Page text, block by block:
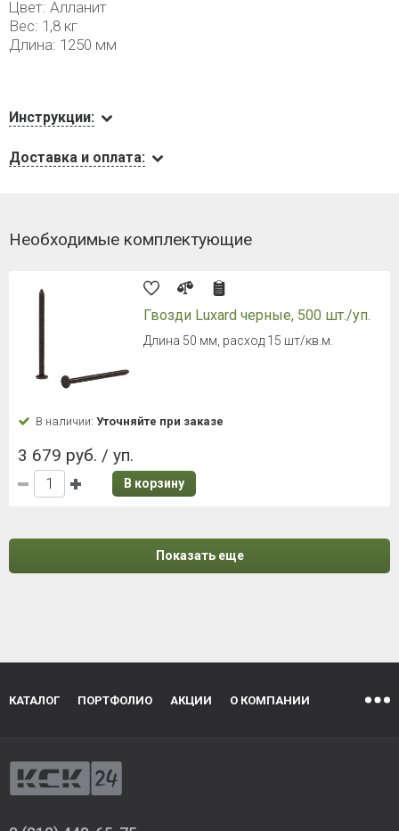
Цвет: Алланит
Вес: 1,8 кг
Длина: 1250 мм
Инструкции:
Доставка и оплата:
Необходимые комплектующие
Гвозди Luxard черные, 500 шт./уп.
Длина 50 мм, расход 15 шт/кв.м.
В наличии: Уточняйте при заказе
3 679 руб. / уп.
В корзину
Показать еще
КАТАЛОГ ПОРТФОЛИО АКЦИИ О КОМПАНИИ